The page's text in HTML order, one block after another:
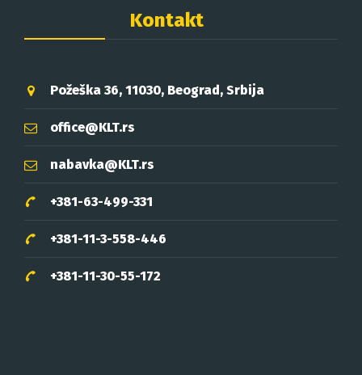
Kontakt
Požeška 36, 11030, Beograd, Srbija
office@KLT.rs
nabavka@KLT.rs
+381-63-499-331
+381-11-3-558-446
+381-11-30-55-172